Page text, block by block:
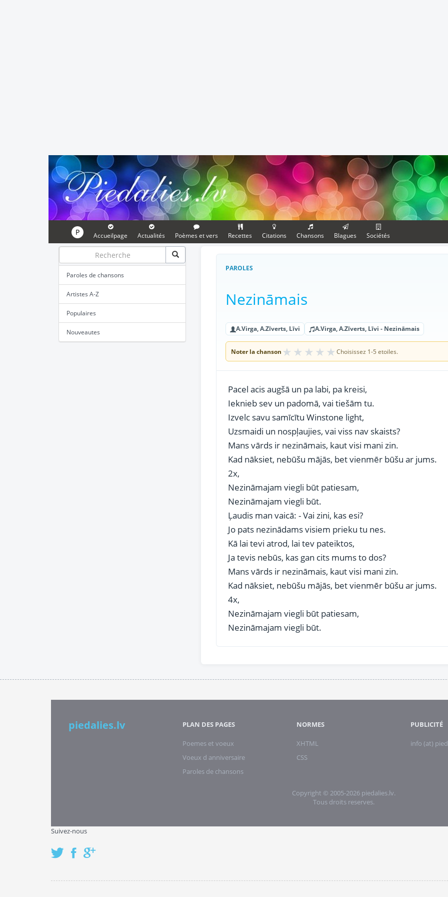
P Accueilpage Actualités Poèmes et vers Recettes Citations Chansons Blagues Sociétés
Paroles de chansons
Artistes A-Z
Populaires
Nouveautes
PAROLES
Nezināmais
A.Virga, A.Zīverts, Līvi A.Virga, A.Zīverts, Līvi - Nezināmais
Noter la chanson ★ ★ ★ ★ ★ Choisissez 1-5 etoiles.
Pacel acis augšā un pa labi, pa kreisi,
Ieknieb sev un padomā, vai tiešām tu.
Izvelc savu samīcītu Winstone light,
Uzsmaidi un nospļaujies, vai viss nav skaists?
Mans vārds ir nezināmais, kaut visi mani zin.
Kad nāksiet, nebūšu mājās, bet vienmēr būšu ar jums.
2x,
Nezināmajam viegli būt patiesam,
Nezināmajam viegli būt.
Ļaudis man vaicā: - Vai zini, kas esi?
Jo pats nezinādams visiem prieku tu nes.
Kā lai tevi atrod, lai tev pateiktos,
Ja tevis nebūs, kas gan cits mums to dos?
Mans vārds ir nezināmais, kaut visi mani zin.
Kad nāksiet, nebūšu mājās, bet vienmēr būšu ar jums.
4x,
Nezināmajam viegli būt patiesam,
Nezināmajam viegli būt.
piedalies.lv PLAN DES PAGES
Poemes et voeux
Voeux d anniversaire
Paroles de chansons
NORMES
XHTML
CSS
PUBLICITÉ
info (at)
Copyright © 2005-2026 piedalies.lv.
Tous droits reserves.
Suivez-nous